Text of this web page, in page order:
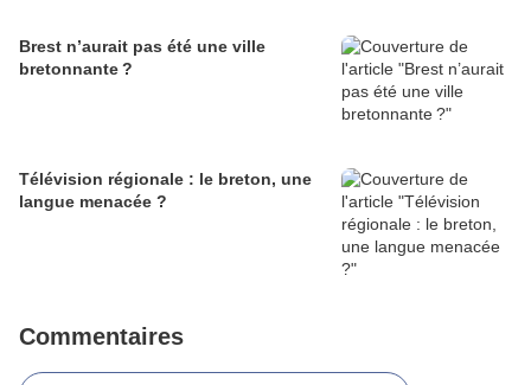
Brest n’aurait pas été une ville
bretonnante ?
Télévision régionale : le breton, une
langue menacée ?
Commentaires